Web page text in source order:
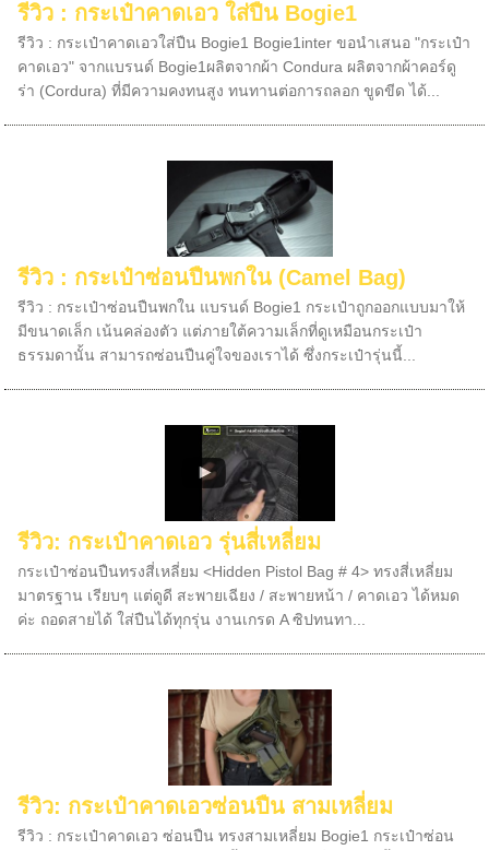
รีวิว : กระเป๋าคาดเอว ใส่ปืน Bogie1
รีวิว : กระเป๋าคาดเอวใส่ปืน Bogie1 Bogie1inter ขอนำเสนอ "กระเป๋า
คาดเอว" จากแบรนด์ Bogie1ผลิตจากผ้า Condura ผลิตจากผ้าคอร์ดู
ร่า (Cordura) ที่มีความคงทนสูง ทนทานต่อการถลอก ขูดขีด ได้...
รีวิว : กระเป๋าซ่อนปืนพกใน (Camel Bag)
รีวิว : กระเป๋าซ่อนปืนพกใน แบรนด์ Bogie1 กระเป๋าถูกออกแบบมาให้
มีขนาดเล็ก เน้นคล่องตัว แต่ภายใต้ความเล็กที่ดูเหมือนกระเป๋า
ธรรมดานั้น สามารถซ่อนปืนคู่ใจของเราได้ ซึ่งกระเป๋ารุ่นนี้...
รีวิว: กระเป๋าคาดเอว รุ่นสี่เหลี่ยม
กระเป๋าซ่อนปืนทรงสี่เหลี่ยม <Hidden Pistol Bag # 4> ทรงสี่เหลี่ยม
มาตรฐาน เรียบๆ แต่ดูดี สะพายเฉียง / สะพายหน้า / คาดเอว ได้หมด
ค่ะ ถอดสายได้ ใส่ปืนได้ทุกรุ่น งานเกรด A ซิปทนทา...
รีวิว: กระเป๋าคาดเอวซ่อนปืน สามเหลี่ยม
รีวิว : กระเป๋าคาดเอว ซ่อนปืน ทรงสามเหลี่ยม Bogie1 กระเป๋าซ่อน